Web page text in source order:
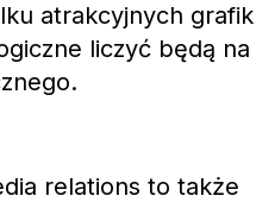
atrakcyjnych grafik
liczyć będą na
relations to także